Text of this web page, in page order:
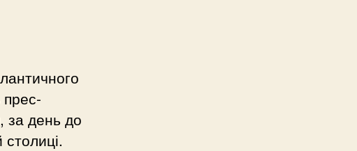
за день до